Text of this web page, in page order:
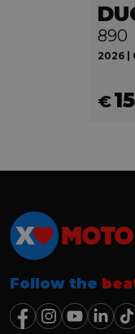
890
2026 |
€
Follow the